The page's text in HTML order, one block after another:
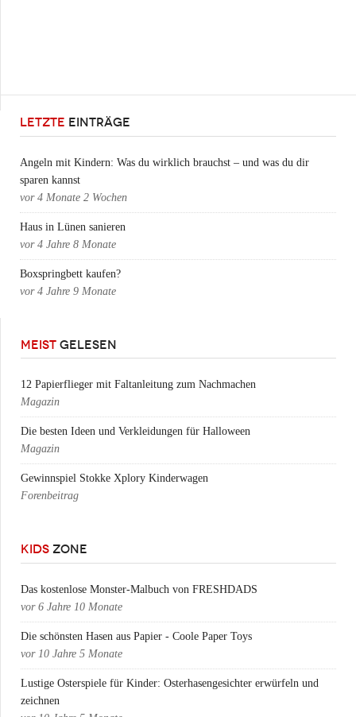
LETZTE EINTRÄGE
Angeln mit Kindern: Was du wirklich brauchst – und was du dir
sparen kannst
vor 4 Monate 2 Wochen
Haus in Lünen sanieren
vor 4 Jahre 8 Monate
Boxspringbett kaufen?
vor 4 Jahre 9 Monate
MEIST GELESEN
12 Papierflieger mit Faltanleitung zum Nachmachen
Magazin
Die besten Ideen und Verkleidungen für Halloween
Magazin
Gewinnspiel Stokke Xplory Kinderwagen
Forenbeitrag
KIDS ZONE
Das kostenlose Monster-Malbuch von FRESHDADS
vor 6 Jahre 10 Monate
Die schönsten Hasen aus Papier - Coole Paper Toys
vor 10 Jahre 5 Monate
Lustige Osterspiele für Kinder: Osterhasengesichter erwürfeln und
zeichnen